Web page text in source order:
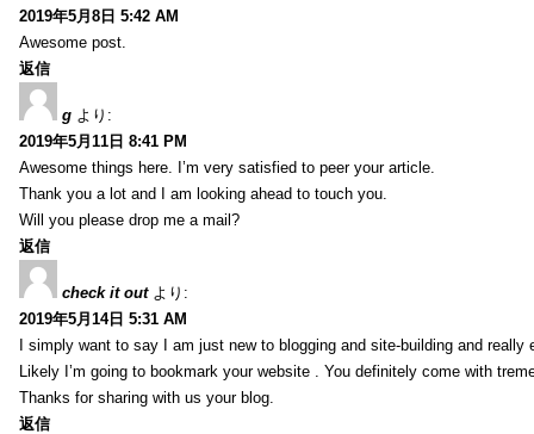
2019年5月8日 5:42 AM
Awesome post.
返信
g より:
2019年5月11日 8:41 PM
Awesome things here. I’m very satisfied to peer your article.
Thank you a lot and I am looking ahead to touch you.
Will you please drop me a mail?
返信
check it out より:
2019年5月14日 5:31 AM
I simply want to say I am just new to blogging and site-building and really
Likely I’m going to bookmark your website . You definitely come with
Thanks for sharing with us your blog.
返信